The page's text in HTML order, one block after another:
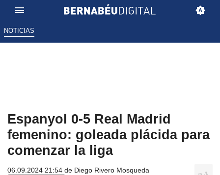
NOTICIAS
Espanyol 0-5 Real Madrid
femenino: goleada plácida para
comenzar la liga
06.09.2024 21:54 de Diego Rivero Mosqueda